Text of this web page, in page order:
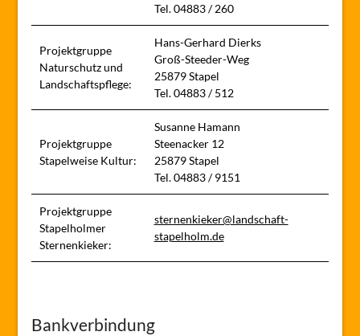
Tel. 04883 / 260
Projektgruppe
Naturschutz und
Landschaftspflege:
Hans-Gerhard Dierks
Groß-Steeder-Weg
25879 Stapel
Tel. 04883 / 512
Projektgruppe
Stapelweise Kultur:
Susanne Hamann
Steenacker 12
25879 Stapel
Tel. 04883 / 9151
Projektgruppe
Stapelholmer
Sternenkieker:
sternenkieker@landschaft-
stapelholm.de
Bankverbindung